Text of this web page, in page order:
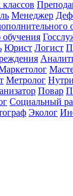
Менеджер
обучения
Юрист Логист
Метролог
Повар
Социальный
Эколог